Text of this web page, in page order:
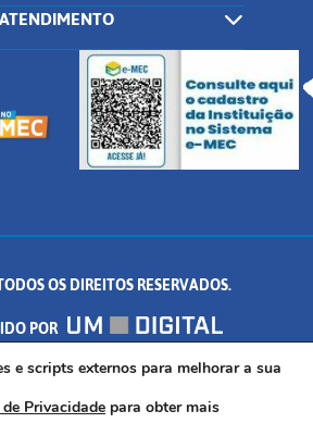
ferramentas
OS DIREITOS RESERVADOS.
POR
328 - PALMEIRAS, FORMIGA/MG - CEP:
35.574.530
e scripts externos para melhorar a sua
Privacidade para obter mais